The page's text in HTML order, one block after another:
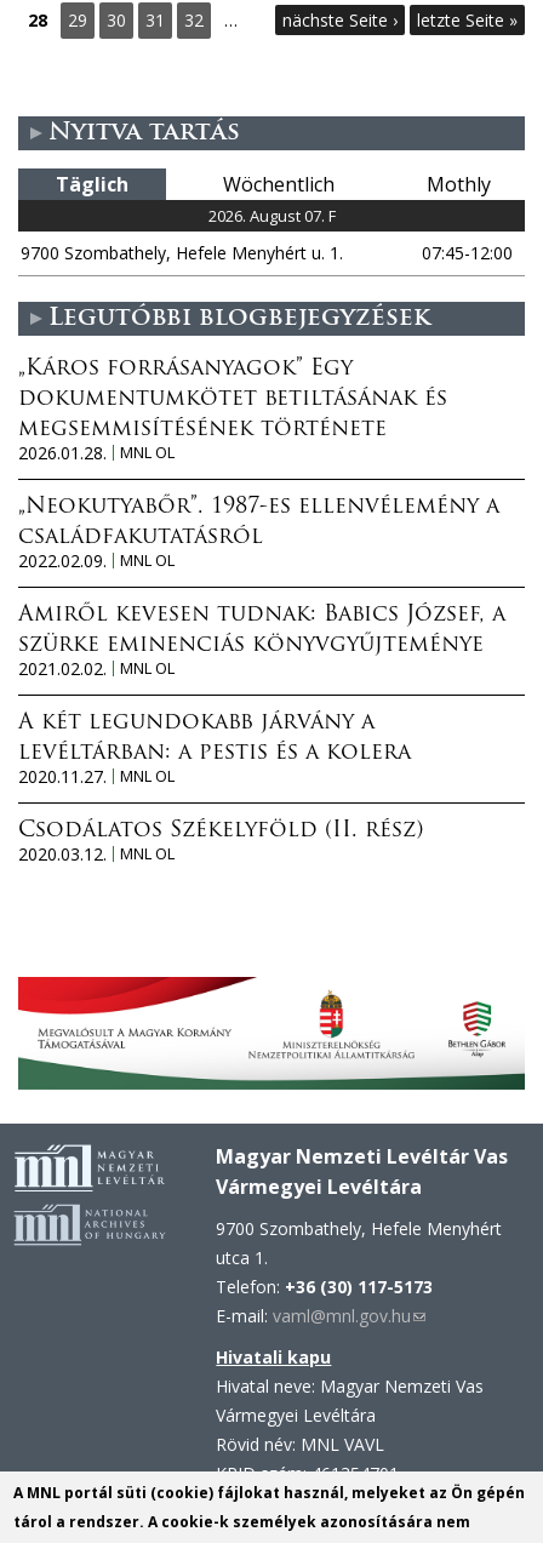
e
n
28 29 30 31 32 … nächste Seite › letzte Seite »
Nyitva tartás
Täglich Wöchentlich Mothly
2026. August 07. F
9700 Szombathely, Hefele Menyhért u. 1. 07:45-12:00
Legutóbbi blogbejegyzések
„Káros forrásanyagok” Egy
dokumentumkötet betiltásának és
megsemmisítésének története
2026.01.28.
MNL OL
„Neokutyabőr”. 1987-es ellenvélemény a
családfakutatásról
2022.02.09.
MNL OL
Amiről kevesen tudnak: Babics József, a
szürke eminenciás könyvgyűjteménye
2021.02.02.
MNL OL
A két legundokabb járvány a
levéltárban: a pestis és a kolera
2020.11.27.
MNL OL
Csodálatos Székelyföld (II. rész)
2020.03.12.
MNL OL
Magyar Nemzeti Levéltár Vas
Vármegyei Levéltára
9700 Szombathely, Hefele Menyhért
utca 1.
Telefon: +36 (30) 117-5173
E-mail:vaml@mnl.gov.hu(link
Hivatali kapu
Hivatal neve: Magyar Nemzeti Vas
Vármegyei Levéltára
Rövid név: MNL VAVL
KRID szám: 461354701
Hivatali kapu - Központi
A MNL portál süti (cookie) fájlokat használ, melyeket az Ön gépén
tárol a rendszer. A cookie-k személyek azonosítására nem